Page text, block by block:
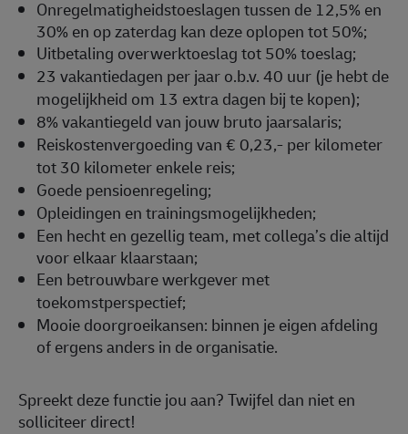
Onregelmatigheidstoeslagen tussen de 12,5% en
30% en op zaterdag kan deze oplopen tot 50%;
Uitbetaling overwerktoeslag tot 50% toeslag;
23 vakantiedagen per jaar o.b.v. 40 uur (je hebt de
mogelijkheid om 13 extra dagen bij te kopen);
8% vakantiegeld van jouw bruto jaarsalaris;
Reiskostenvergoeding van € 0,23,- per kilometer
tot 30 kilometer enkele reis;
Goede pensioenregeling;
Opleidingen en trainingsmogelijkheden;
Een hecht en gezellig team, met collega’s die altijd
voor elkaar klaarstaan;
Een betrouwbare werkgever met
toekomstperspectief;
Mooie doorgroeikansen: binnen je eigen afdeling
of ergens anders in de organisatie.
Spreekt deze functie jou aan? Twijfel dan niet en
solliciteer direct!